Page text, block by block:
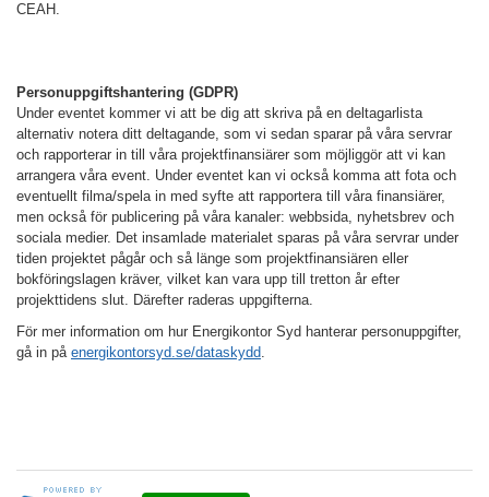
CEAH.
Personuppgiftshantering (GDPR)
Under eventet kommer vi att be dig att skriva på en deltagarlista
alternativ notera ditt deltagande, som vi sedan sparar på våra servrar
och rapporterar in till våra projektfinansiärer som möjliggör att vi kan
arrangera våra event. Under eventet kan vi också komma att fota och
eventuellt filma/spela in med syfte att rapportera till våra finansiärer,
men också för publicering på våra kanaler: webbsida, nyhetsbrev och
sociala medier. Det insamlade materialet sparas på våra servrar under
tiden projektet pågår och så länge som projektfinansiären eller
bokföringslagen kräver, vilket kan vara upp till tretton år efter
projekttidens slut. Därefter raderas uppgifterna.
För mer information om hur Energikontor Syd hanterar personuppgifter,
gå in på energikontorsyd.se/dataskydd.